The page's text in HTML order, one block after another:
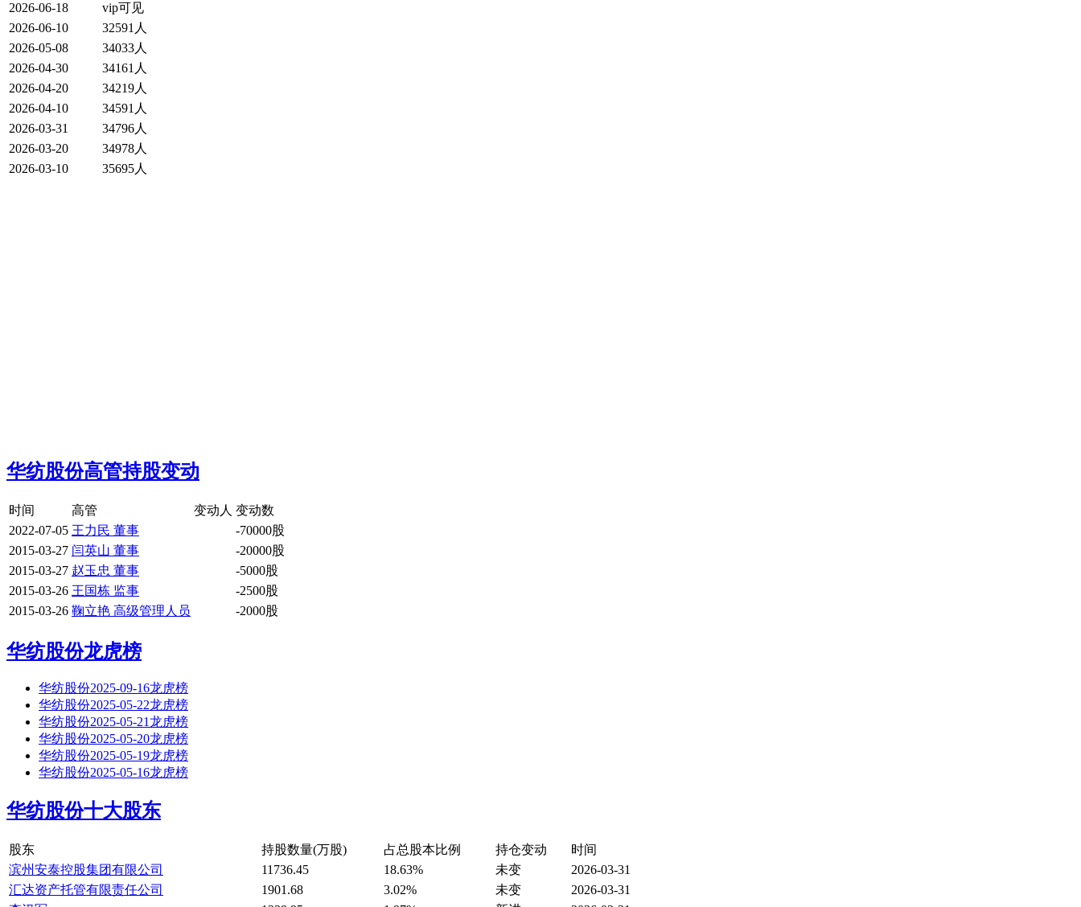
2026-06-18
vip可见
2026-06-10
32591人
2026-05-08
34033人
2026-04-30
34161人
2026-04-20
34219人
2026-04-10
34591人
2026-03-31
34796人
2026-03-20
34978人
2026-03-10
35695人
华纺股份高管持股变动
时间 高管 变动人 变动数
2022-07-05 王力民 董事
-70000股
2015-03-27 闫英山 董事
-20000股
2015-03-27 赵玉忠 董事
-5000股
2015-03-26 王国栋 监事
-2500股
2015-03-26 鞠立艳 高级管理人员 -2000股
华纺股份龙虎榜
华纺股份2025-09-16龙虎榜
华纺股份2025-05-22龙虎榜
华纺股份2025-05-21龙虎榜
华纺股份2025-05-20龙虎榜
华纺股份2025-05-19龙虎榜
华纺股份2025-05-16龙虎榜
华纺股份十大股东
股东 持股数量(万股) 占总股本比例 持仓变动
时间
滨州安泰控股集团有限公司
11736.45 18.63% 未变
2026-03-31
汇达资产托管有限责任公司
1901.68 3.02% 未变
2026-03-31